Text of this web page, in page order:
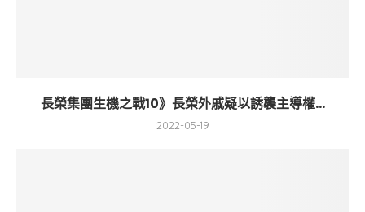
長榮集團生機之戰10》長榮外戚疑以誘襲主導權...
2022-05-19